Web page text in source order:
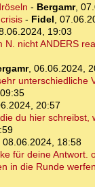
- Bergamr,
- Fidel,
19:03
N. nicht ANDERS
, 06.06.2024,
unterschiedliche
20:57
du hier
08.06.2024, 18:58
für deine Antwort.
in die Runde